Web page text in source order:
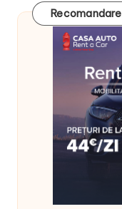
Recomandare